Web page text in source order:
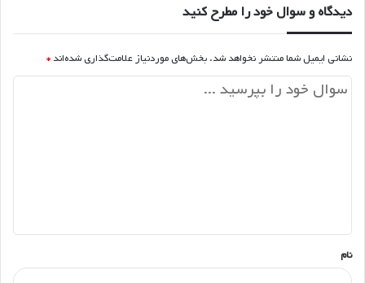
دیدگاه و سوال خود را مطرح کنید
نشانی ایمیل شما منتشر نخواهد شد. بخش‌های موردنیاز علامت‌گذاری شده‌اند *
*
نام